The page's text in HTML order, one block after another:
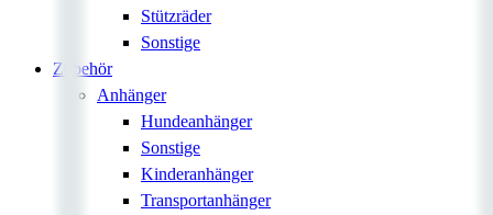
Stützräder
Sonstige
Zubehör
Anhänger
Hundeanhänger
Sonstige
Kinderanhänger
Transportanhänger